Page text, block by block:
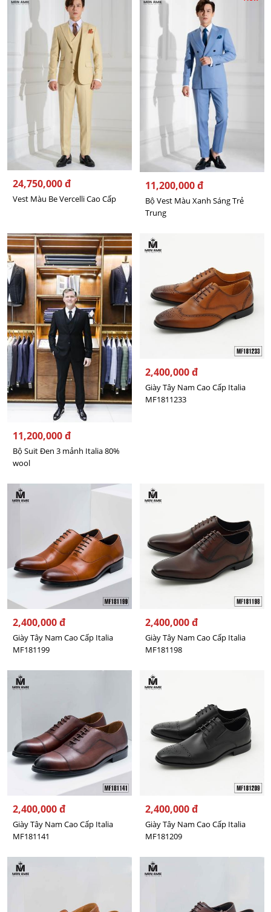
24,750,000 đ
Vest Màu Be Vercelli Cao Cấp
11,200,000 đ
Bộ Vest Màu Xanh Sáng Trẻ
Trung
11,200,000 đ
Bộ Suit Đen 3 mảnh Italia 80%
wool
2,400,000 đ
Giày Tây Nam Cao Cấp Italia
MF1811233
2,400,000 đ
Giày Tây Nam Cao Cấp Italia
MF181199
2,400,000 đ
Giày Tây Nam Cao Cấp Italia
MF181198
2,400,000 đ
Giày Tây Nam Cao Cấp Italia
MF181141
2,400,000 đ
Giày Tây Nam Cao Cấp Italia
MF181209